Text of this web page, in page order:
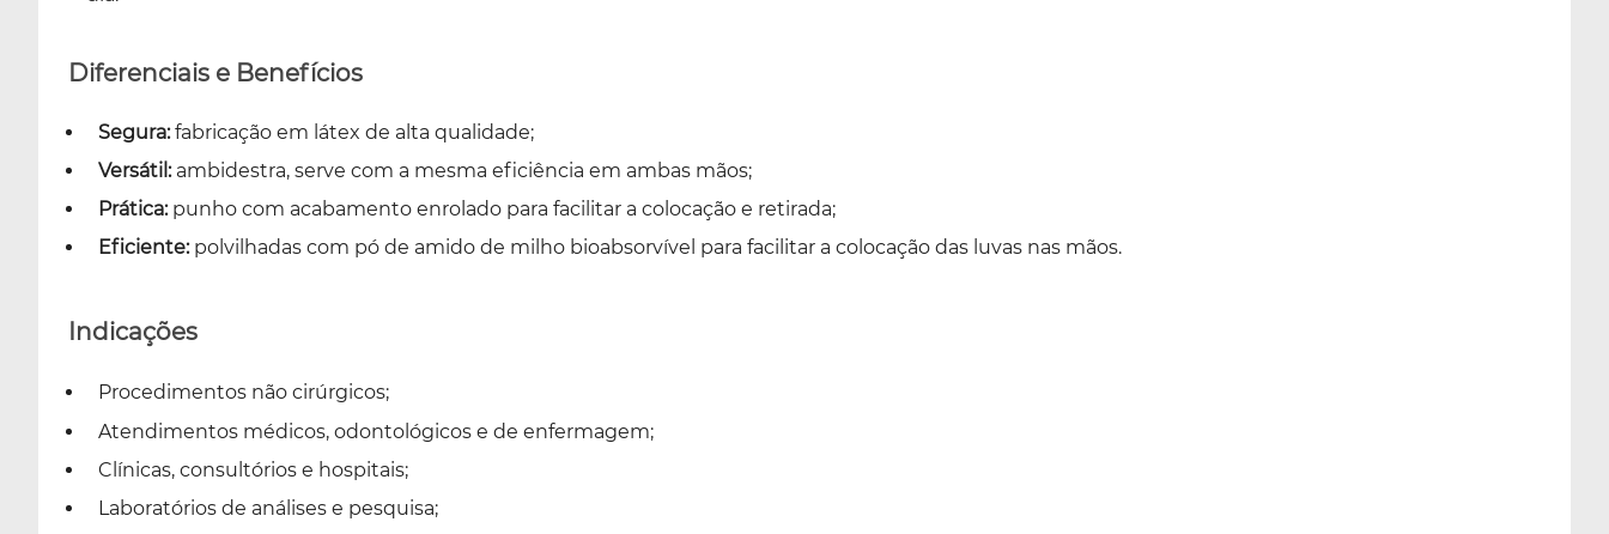
Diferenciais e Benefícios
Segura:fabricação em látex de alta qualidade;
Versátil:ambidestra, serve com a mesma eficiência em ambas mãos;
Prática:punho com acabamento enrolado para facilitar a colocação e retirada;
Eficiente:polvilhadas com pó de amido de milho bioabsorvível para facilitar a colocação das luvas nas mãos.
Indicações
Procedimentos não cirúrgicos;
Atendimentos médicos, odontológicos e de enfermagem;
Clínicas, consultórios e hospitais;
Laboratórios de análises e pesquisa;